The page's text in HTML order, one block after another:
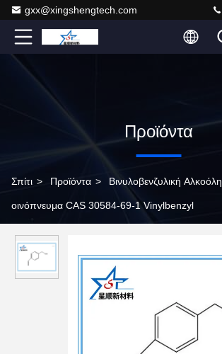
gxx@xingshengtech.com
Προϊόντα
Σπίτι > Προϊόντα > Βινυλοβενζυλική Αλκοόλη
οινόπνευμα CAS 30584-69-1 Vinylbenzyl